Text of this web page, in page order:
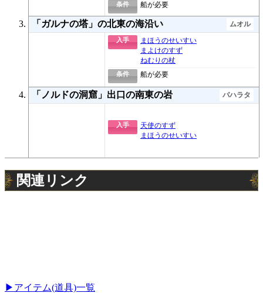
条件 船が必要
「ガルナの塔」の北東の海沿い ムオル
入手
まほうのせいすい
まよけのすず
ねむりの杖
条件 船が必要
「ノルドの洞窟」出口の南東の岩 バハラタ
入手
天使のすず
まほうのせいすい
関連リンク
▶︎アイテム(道具)一覧